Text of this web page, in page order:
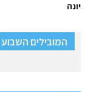
יונה
המובילים השבוע